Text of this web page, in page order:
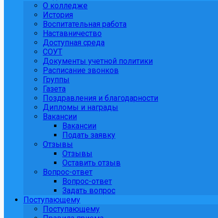
О колледже
История
Воспитательная работа
Наставничество
Доступная среда
СОУТ
Документы учетной политики
Расписание звонков
Группы
Газета
Поздравления и благодарности
Дипломы и награды
Вакансии
Вакансии
Подать заявку
Отзывы
Отзывы
Оставить отзыв
Вопрос-ответ
Вопрос-ответ
Задать вопрос
Поступающему
Поступающему